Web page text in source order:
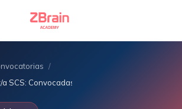
/
SCS: Convocadas 690 Plazas en Canarias